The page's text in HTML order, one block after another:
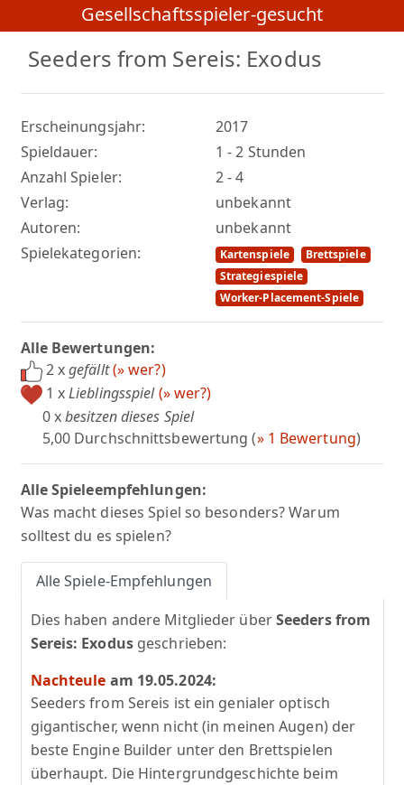
Gesellschaftsspieler-gesucht
Seeders from Sereis: Exodus
Erscheinungsjahr:
2017
Spieldauer:
1 - 2 Stunden
Anzahl Spieler:
2 - 4
Verlag:
unbekannt
Autoren:
unbekannt
Spielekategorien:
Kartenspiele
Brettspiele
Strategiespiele
Worker-Placement-Spiele
Alle Bewertungen:
2 xgefällt(» wer?)
1 xLieblingsspiel (» wer?)
0 xbesitzen dieses Spiel
5,00 Durchschnittsbewertung (» 1 Bewertung)
Alle Spieleempfehlungen:
Was macht dieses Spiel so besonders? Warum
solltest du es spielen?
Alle Spiele-Empfehlungen
Dies haben andere Mitglieder überSeeders from
Sereis: Exodusgeschrieben:
Nachteule am 19.05.2024:
Seeders from Sereis ist ein genialer optisch
gigantischer, wenn nicht (in meinen Augen) der
beste Engine Builder unter den Brettspielen
überhaupt. Die Hintergrundgeschichte beim